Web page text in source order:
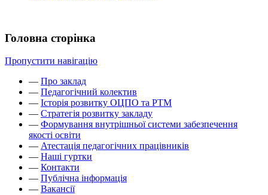
Головна сторінка
Пропустити навігацію
— Про заклад
— Педагогічний колектив
— Історія розвитку ОЦПО та РТМ
— Стратегія розвитку закладу
— Формування внутрішньої системи забезпечення
якості освіти
— Атестація педагогічних працівників
— Наші гуртки
— Контакти
— Публічна інформація
— Вакансії